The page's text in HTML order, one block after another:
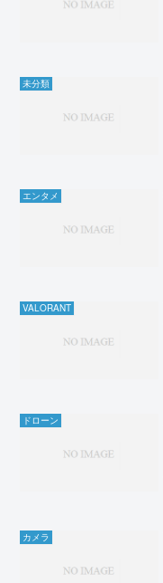
未分類
エンタメ
VALORANT
ドローン
カメラ